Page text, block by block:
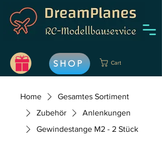
SHOP Cart
Home
Gesamtes Sortiment
Zubehör
Anlenkungen
Gewindestange M2 - 2 Stück